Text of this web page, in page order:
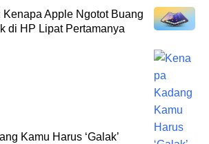
Kenapa Apple Ngotot Buang
di HP Lipat Pertamanya
Kamu Harus ‘Galak’